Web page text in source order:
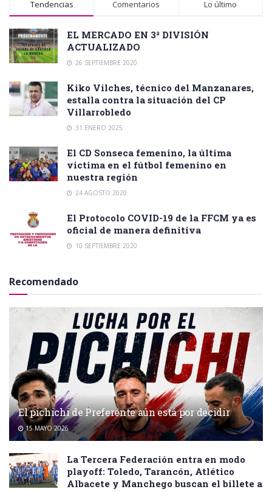
Tendencias Comentarios Lo último
EL MERCADO EN 3ª DIVISIÓN
ACTUALIZADO
26 SEPTIEMBRE 2020
Kiko Vilches, técnico del Manzanares,
estalla contra la situación del CP
Villarrobledo
31 ENERO 2025
El CD Sonseca femenino, la última
victima en el fútbol femenino en
nuestra región
24 AGOSTO 2020
El Protocolo COVID-19 de la FFCM ya es
oficial de manera definitiva
10 SEPTIEMBRE 2020
Recomendado
El pichichi de Preferente aún está por decidir
15 MAYO 2026
La Tercera Federación entra en modo
playoff: Toledo, Tarancón, Atlético
Albacete y Manchego buscan el billete a